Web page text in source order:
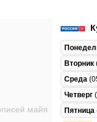
Вторник
Среда
Четверг
Пятница